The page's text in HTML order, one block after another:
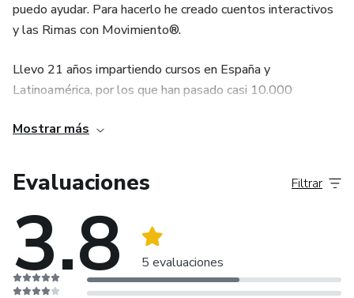
puedo ayudar. Para hacerlo he creado cuentos interactivos
y las Rimas con Movimiento®.
Llevo 21 años impartiendo cursos en España y
Latinoamérica, por los que han pasado casi 10.000
van por la cuarta edición.
Mostrar más
Evaluaciones
3.8 5 evaluaciones
Filtrar